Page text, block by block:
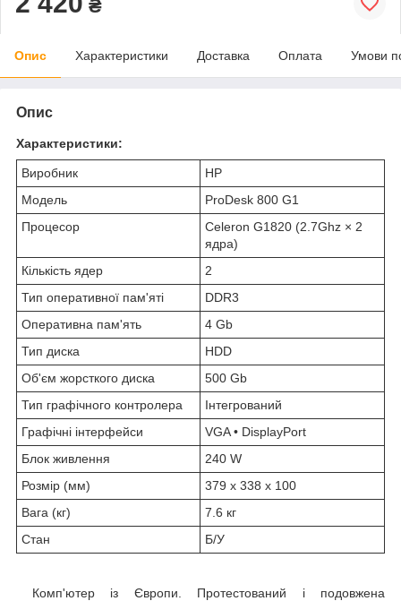
₴
Опис Характеристики Доставка Оплата Умови
Опис
Характеристики:
Виробник
HP
Модель
ProDesk 800 G1
Процесор
Celeron G1820 (2.7Ghz × 2
ядра)
Кількість ядер
2
Тип оперативної пам'яті
DDR3
Оперативна пам'ять
4 Gb
Тип диска
HDD
Об'єм жорсткого диска
500 Gb
Тип графічного контролера
Інтегрований
Графічні інтерфейси
VGA • DisplayPort
Блок живлення
240 W
Розмір (мм)
379 x 338 x 100
Вага (кг)
7.6 кг
Стан
Б/У
Комп'ютер із Європи. Протестований і подовжена